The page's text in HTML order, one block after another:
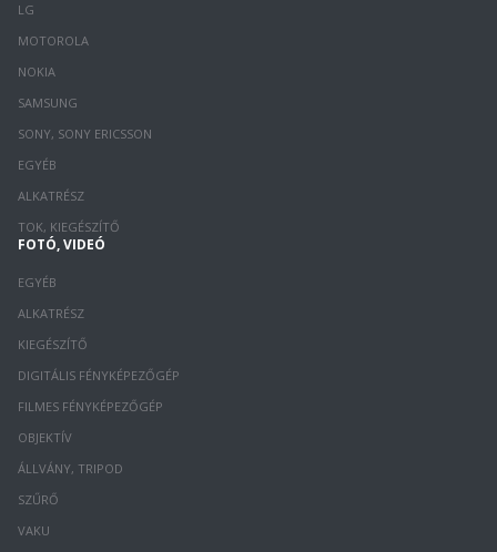
LG
MOTOROLA
NOKIA
SAMSUNG
SONY, SONY ERICSSON
EGYÉB
ALKATRÉSZ
TOK, KIEGÉSZÍTŐ
FOTÓ, VIDEÓ
EGYÉB
ALKATRÉSZ
KIEGÉSZÍTŐ
DIGITÁLIS FÉNYKÉPEZŐGÉP
FILMES FÉNYKÉPEZŐGÉP
OBJEKTÍV
ÁLLVÁNY, TRIPOD
SZŰRŐ
VAKU